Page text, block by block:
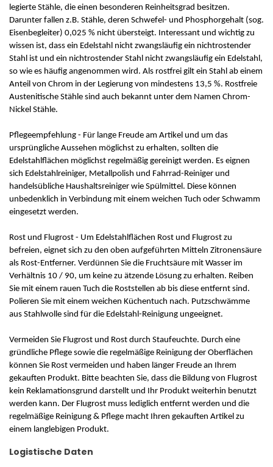
legierte Stähle, die einen besonderen Reinheitsgrad besitzen.
Darunter fallen z.B. Stähle, deren Schwefel- und Phosphorgehalt (sog.
Eisenbegleiter) 0,025 % nicht übersteigt. Interessant und wichtig zu
wissen ist, dass ein Edelstahl nicht zwangsläufig ein nichtrostender
Stahl ist und ein nichtrostender Stahl nicht zwangsläufig ein Edelstahl,
so wie es häufig angenommen wird. Als rostfrei gilt ein Stahl ab einem
Anteil von Chrom in der Legierung von mindestens 13,5 %. Rostfreie
Austenitische Stähle sind auch bekannt unter dem Namen Chrom-
Nickel Stähle.
Pflegeempfehlung - Für lange Freude am Artikel und um das
ursprüngliche Aussehen möglichst zu erhalten, sollten die
Edelstahlflächen möglichst regelmäßig gereinigt werden. Es eignen
sich Edelstahlreiniger, Metallpolish und Fahrrad-Reiniger und
handelsübliche Haushaltsreiniger wie Spülmittel. Diese können
unbedenklich in Verbindung mit einem weichen Tuch oder Schwamm
eingesetzt werden.
Rost und Flugrost - Um Edelstahlflächen Rost und Flugrost zu
befreien, eignet sich zu den oben aufgeführten Mitteln Zitronensäure
als Rost-Entferner. Verdünnen Sie die Fruchtsäure mit Wasser im
Verhältnis 10 / 90, um keine zu ätzende Lösung zu erhalten. Reiben
Sie mit einem rauen Tuch die Roststellen ab bis diese entfernt sind.
Polieren Sie mit einem weichen Küchentuch nach. Putzschwämme
aus Stahlwolle sind für die Edelstahl-Reinigung ungeeignet.
Vermeiden Sie Flugrost und Rost durch Staufeuchte. Durch eine
gründliche Pflege sowie die regelmäßige Reinigung der Oberflächen
können Sie Rost vermeiden und haben länger Freude an Ihrem
gekauften Produkt. Bitte beachten Sie, dass die Bildung von Flugrost
kein Reklamationsgrund darstellt und Ihr Produkt weiterhin benutzt
werden kann. Der Flugrost muss lediglich entfernt werden und die
regelmäßige Reinigung & Pflege macht Ihren gekauften Artikel zu
einem langlebigen Produkt.
Logistische Daten